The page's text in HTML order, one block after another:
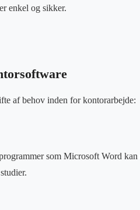
enkel og sikker.
af behov inden for kontorarbejde:
som Microsoft Word